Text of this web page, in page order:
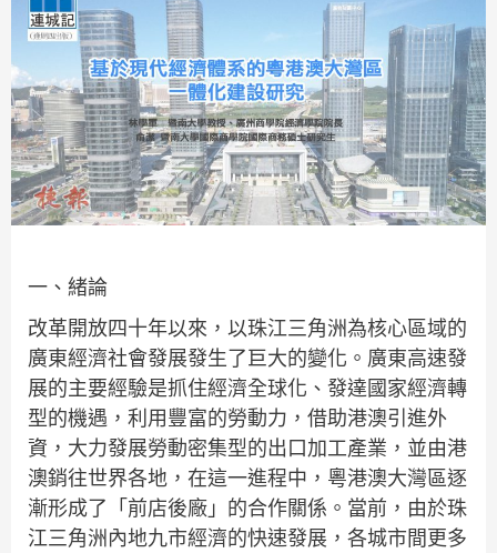
一、緒論
改革開放四十年以來，以珠江三角洲為核心區域的
廣東經濟社會發展發生了巨大的變化。廣東高速發
展的主要經驗是抓住經濟全球化、發達國家經濟轉
型的機遇，利用豐富的勞動力，借助港澳引進外
資，大力發展勞動密集型的出口加工產業，並由港
澳銷往世界各地，在這一進程中，粵港澳大灣區逐
漸形成了「前店後廠」的合作關係。當前，由於珠
江三角洲內地九市經濟的快速發展，各城市間更多